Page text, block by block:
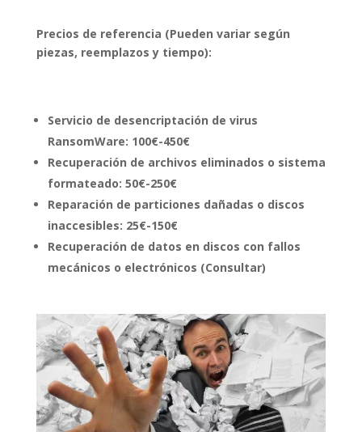
Precios de referencia (Pueden variar según
piezas, reemplazos y tiempo):
Servicio de desencriptación de virus
RansomWare: 100€-450€
Recuperación de archivos eliminados o sistema
formateado: 50€-250€
Reparación de particiones dañadas o discos
inaccesibles: 25€-150€
Recuperación de datos en discos con fallos
mecánicos o electrónicos (Consultar)